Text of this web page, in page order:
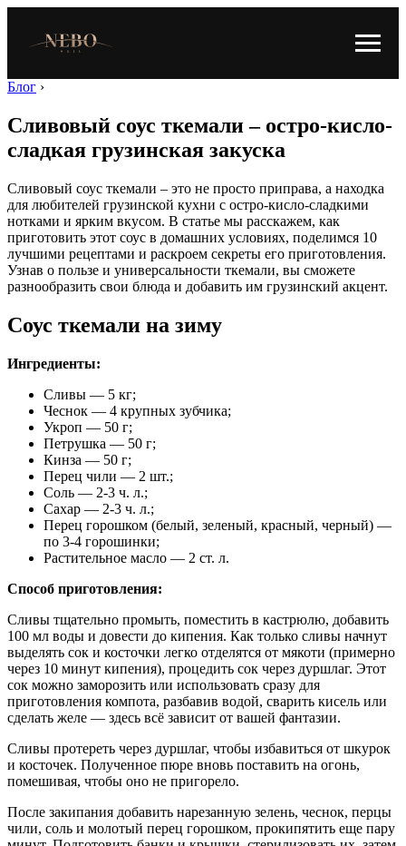
Блог ›
Сливовый соус ткемали – остро-кисло-
сладкая грузинская закуска
Сливовый соус ткемали – это не просто приправа, а находка
для любителей грузинской кухни с остро-кисло-сладкими
нотками и ярким вкусом. В статье мы расскажем, как
приготовить этот соус в домашних условиях, поделимся 10
лучшими рецептами и раскроем секреты его приготовления.
Узнав о пользе и универсальности ткемали, вы сможете
разнообразить свои блюда и добавить им грузинский акцент.
Соус ткемали на зиму
Ингредиенты:
Сливы — 5 кг;
Чеснок — 4 крупных зубчика;
Укроп — 50 г;
Петрушка — 50 г;
Кинза — 50 г;
Перец чили — 2 шт.;
Соль — 2-3 ч. л.;
Сахар — 2-3 ч. л.;
Перец горошком (белый, зеленый, красный, черный) —
по 3-4 горошинки;
Растительное масло — 2 ст. л.
Способ приготовления:
Сливы тщательно промыть, поместить в кастрюлю, добавить
100 мл воды и довести до кипения. Как только сливы начнут
выделять сок и косточки легко отделятся от мякоти (примерно
через 10 минут кипения), процедить сок через дуршлаг. Этот
сок можно заморозить или использовать сразу для
приготовления компота, разбавив водой, сварить кисель или
сделать желе — здесь всё зависит от вашей фантазии.
Сливы протереть через дуршлаг, чтобы избавиться от шкурок
и косточек. Полученное пюре вновь поставить на огонь,
помешивая, чтобы оно не пригорело.
После закипания добавить нарезанную зелень, чеснок, перцы
чили, соль и молотый перец горошком, прокипятить еще пару